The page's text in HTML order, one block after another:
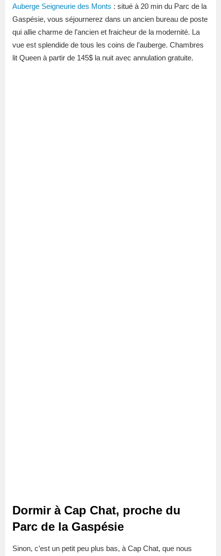
Auberge Seigneurie des Monts : situé à 20 min du Parc de la
Gaspésie, vous séjournerez dans un ancien bureau de poste
qui allie charme de l’ancien et fraicheur de la modernité. La
vue est splendide de tous les coins de l’auberge. Chambres
lit Queen à partir de 145$ la nuit avec annulation gratuite.
Dormir à Cap Chat, proche du
Parc de la Gaspésie
Sinon, c’est un petit peu plus bas, à Cap Chat, que nous